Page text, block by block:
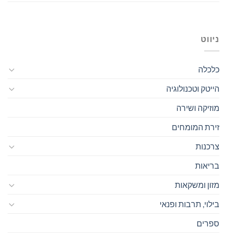
ניווט
כלכלה
הייטק וטכנולוגיה
מוזיקה ושירה
זירת המומחים
צרכנות
בריאות
מזון ומשקאות
בילוי, תרבות ופנאי
ספרים